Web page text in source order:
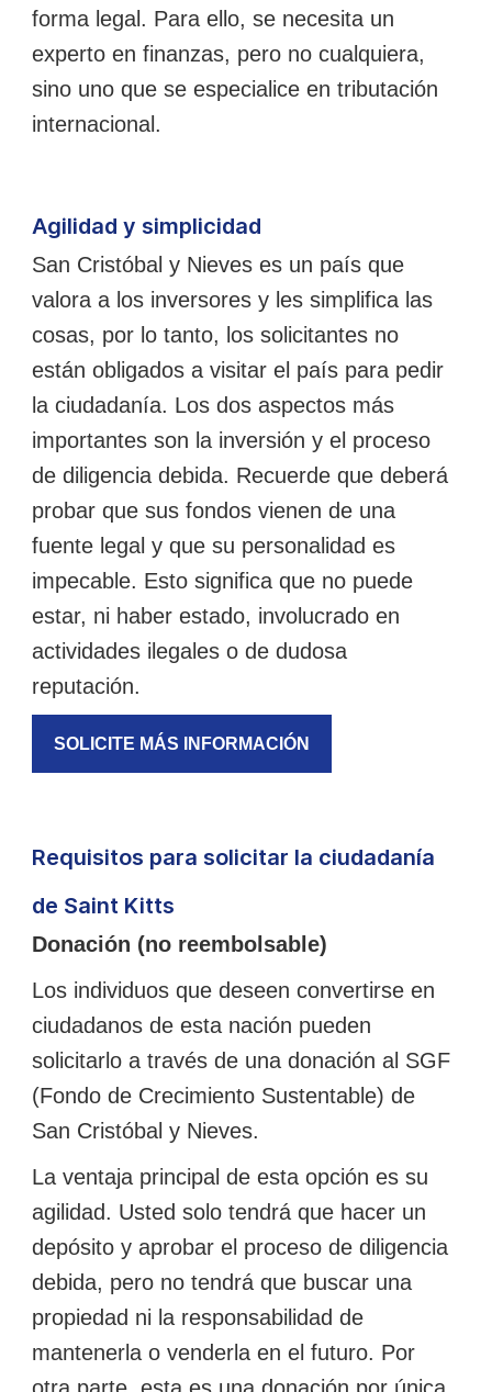
forma legal. Para ello, se necesita un
experto en finanzas, pero no cualquiera,
sino uno que se especialice en tributación
internacional.
Agilidad y simplicidad
San Cristóbal y Nieves es un país que
valora a los inversores y les simplifica las
cosas, por lo tanto, los solicitantes no
están obligados a visitar el país para pedir
la ciudadanía. Los dos aspectos más
importantes son la inversión y el proceso
de diligencia debida. Recuerde que deberá
probar que sus fondos vienen de una
fuente legal y que su personalidad es
impecable. Esto significa que no puede
estar, ni haber estado, involucrado en
actividades ilegales o de dudosa
reputación.
SOLICITE MÁS INFORMACIÓN
Requisitos para solicitar la ciudadanía
de Saint Kitts
Donación (no reembolsable)
Los individuos que deseen convertirse en
ciudadanos de esta nación pueden
solicitarlo a través de una donación al SGF
(Fondo de Crecimiento Sustentable) de
San Cristóbal y Nieves.
La ventaja principal de esta opción es su
agilidad. Usted solo tendrá que hacer un
depósito y aprobar el proceso de diligencia
debida, pero no tendrá que buscar una
propiedad ni la responsabilidad de
mantenerla o venderla en el futuro. Por